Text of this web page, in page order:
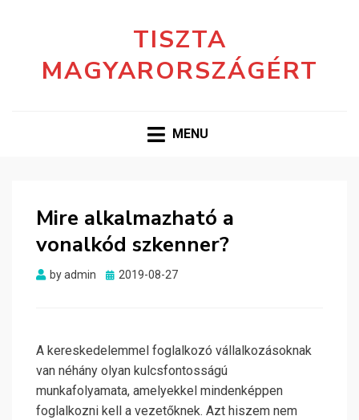
TISZTA
MAGYARORSZÁGÉRT
MENU
Mire alkalmazható a
vonalkód szkenner?
byadmin
Posted
2019-08-27
A kereskedelemmel foglalkozó vállalkozásoknak
van néhány olyan kulcsfontosságú
munkafolyamata, amelyekkel mindenképpen
foglalkozni kell a vezetőknek. Azt hiszem nem